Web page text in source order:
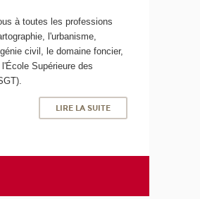
à toutes les professions
l'urbanisme,
civil, le domaine foncier,
Supérieure des
LIRE LA SUITE